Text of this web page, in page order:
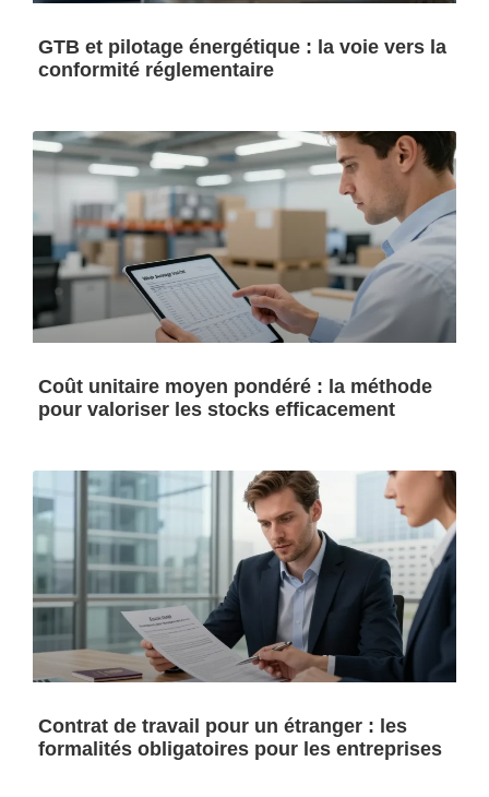
GTB et pilotage énergétique : la voie vers la
conformité réglementaire
Coût unitaire moyen pondéré : la méthode
pour valoriser les stocks efficacement
Contrat de travail pour un étranger : les
formalités obligatoires pour les entreprises